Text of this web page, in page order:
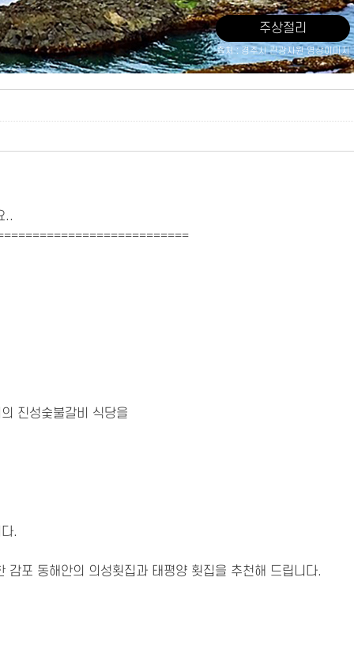
주상절리
출처 : 경주시 관광자원 영상이미지
..
진성숯불갈비 식당을
.
감포 동해안의 의성횟집과 태평양 횟집을 추천해 드립니다.